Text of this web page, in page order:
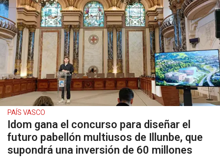
PAÍS VASCO
Idom gana el concurso para diseñar el
futuro pabellón multiusos de Illunbe, que
supondrá una inversión de 60 millones